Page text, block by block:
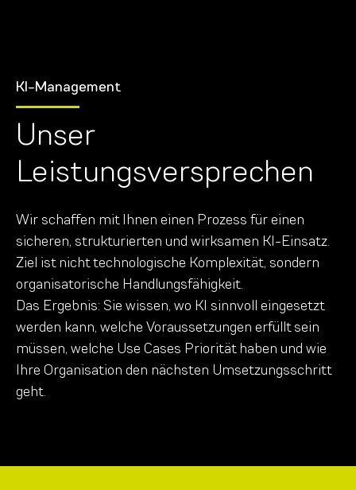
KI-Management
Unser
Leistungsversprechen
Wir schaffen mit Ihnen einen Prozess für einen
sicheren, strukturierten und wirksamen KI-Einsatz.
Ziel ist nicht technologische Komplexität, sondern
organisatorische Handlungsfähigkeit.
Das Ergebnis: Sie wissen, wo KI sinnvoll eingesetzt
werden kann, welche Voraussetzungen erfüllt sein
müssen, welche Use Cases Priorität haben und wie
Ihre Organisation den nächsten Umsetzungsschritt
geht.